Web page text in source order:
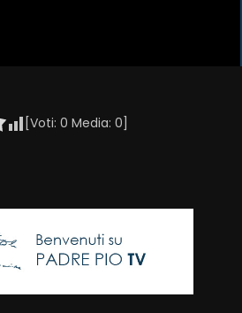
[Voti: 0 Media: 0